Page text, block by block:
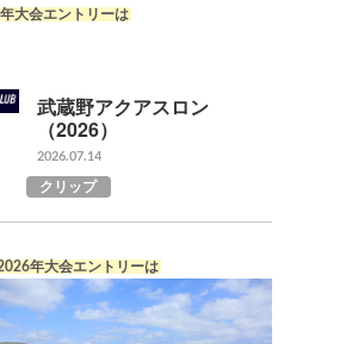
大会エントリーは
武蔵野アクアスロン
（2026）
2026.07.14
クリップ
年大会エントリーは